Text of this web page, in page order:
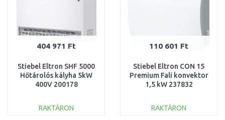
404 971 Ft
Stiebel Eltron SHF 5000
Hőtárolós kályha 5kW
400V 200178
RAKTÁRON
110 601 Ft
Stiebel Eltron CON 15
Premium Fali konvektor
1,5 kW 237832
RAKTÁRON